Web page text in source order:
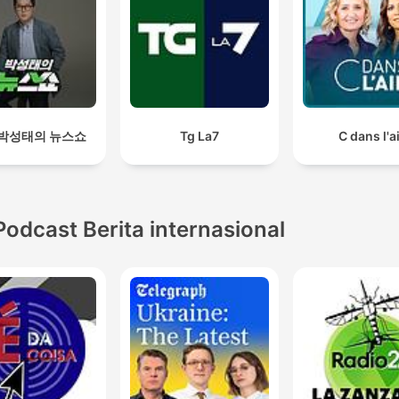
성태의 뉴스쇼 Tg La7 C dans
Berita internasional